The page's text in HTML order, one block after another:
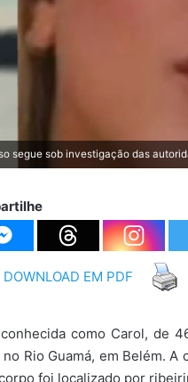
segue sob investigação das
DOWNLOAD EM PDF
como Carol, de
Rio Guamá, em Belém. A
foi localizado por